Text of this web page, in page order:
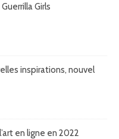
Girls
inspirations, nouvel
en ligne en 2022